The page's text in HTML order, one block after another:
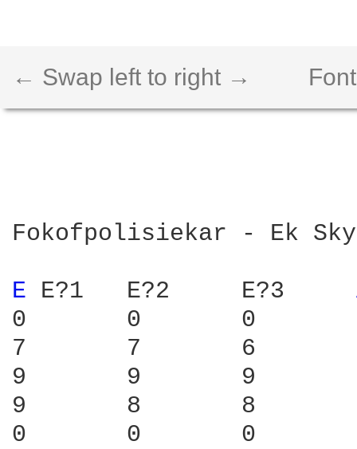
← Swap left to right →
Fokofpolisiekar - Ek
E
0	0	0	0	0	0	0
7	7	6	6	0	4	2
9	9	9	9	7	6	4
9	8	8	9	6	6	4
0	0	0	0	5	3	0